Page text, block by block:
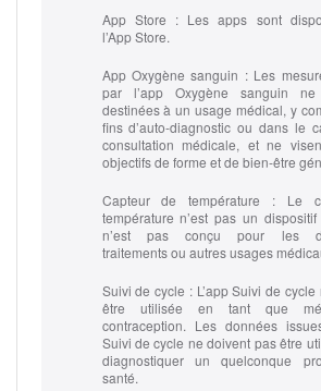
App Store :Les apps sont
l’App Store.
App Oxygène sanguin :Les
par l’app Oxygène sanguin
destinées à un usage médical, y
fins d’auto-diagnostic ou dans le
consultation médicale, et ne
objectifs de forme et de bien‑être
Capteur de température : Le
température n’est pas un
n’est pas conçu pour les
traitements ou autres usages
Suivi de cycle :L’app Suivi de cycle
être utilisée en tant que
contraception. Les données
Suivi de cycle ne doivent pas être
diagnostiquer un quelconque
santé.